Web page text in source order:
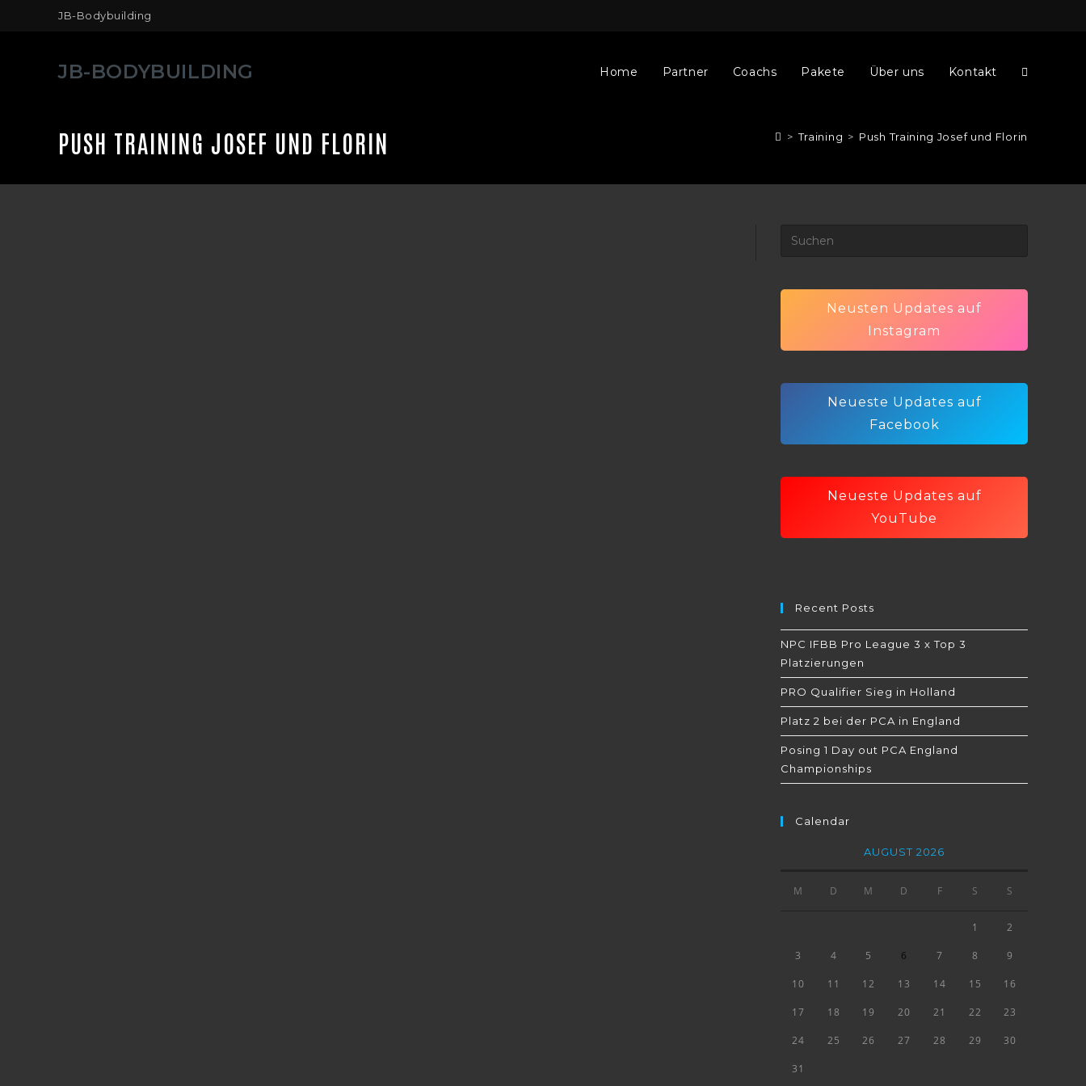
JB-Bodybuilding
JB-BODYBUILDING Home Partner Coachs Pakete Über uns Kontakt Website-
PUSH TRAINING JOSEF UND FLORIN > Training > Push Training Josef und Florin
Neusten Updates auf
Instagram
Neueste Updates auf
Facebook
Neueste Updates auf
YouTube
Recent Posts
NPC IFBB Pro League 3 x Top 3
Platzierungen
PRO Qualifier Sieg in Holland
Platz 2 bei der PCA in England
Posing 1 Day out PCA England
Championships
Calendar
AUGUST 2026
M D M D F S S
1 2
3 4 5 6 7 8 9
10 11 12 13 14 15 16
17 18 19 20 21 22 23
24 25 26 27 28 29 30
31